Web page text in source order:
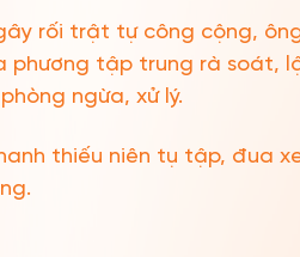
rối trật tự công cộng,
tập trung rà soát,
ngừa, xử lý.
thiếu niên tụ tập, đua